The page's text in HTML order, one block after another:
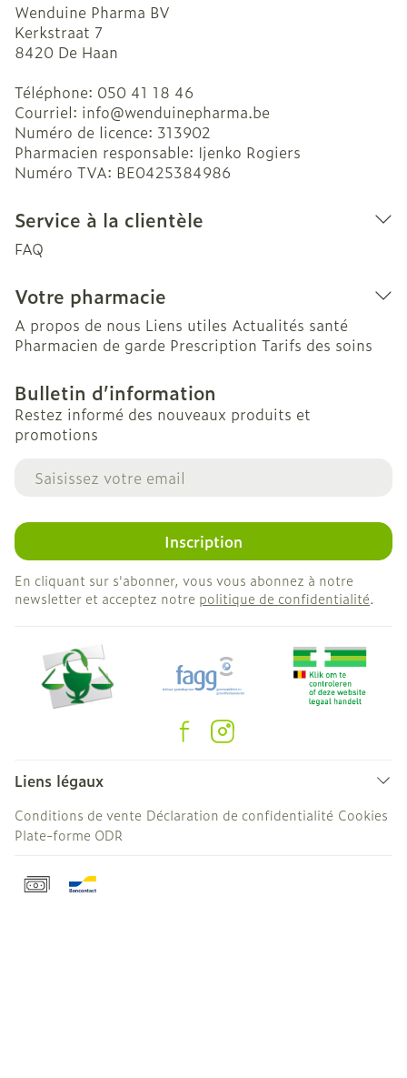
Wenduine Pharma BV
Kerkstraat 7
8420 De Haan
Téléphone: 050 41 18 46
Courriel: info@wenduinepharma.be
Numéro de licence: 313902
Pharmacien responsable: Ijenko Rogiers
Numéro TVA: BE0425384986
Service à la clientèle
FAQ
Votre pharmacie
A propos de nous Liens utiles Actualités santé
Pharmacien de garde Prescription Tarifs des soins
Bulletin d’information
Restez informé des nouveaux produits et
promotions
Adresse mail
Inscription
En cliquant sur s'abonner, vous vous abonnez à notre
newsletter et acceptez notre politique de confidentialité.
Liens légaux
Conditions de vente Déclaration de confidentialité Cookies
Plate-forme ODR